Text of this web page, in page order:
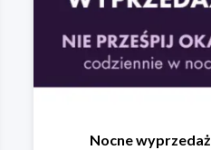
Nocne